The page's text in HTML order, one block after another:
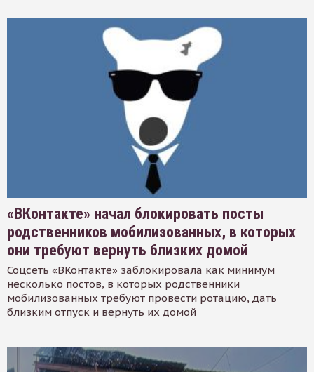
«ВКонтакте» начал блокировать посты
родственников мобилизованных, в которых
они требуют вернуть близких домой
Соцсеть «ВКонтакте» заблокировала как минимум
несколько постов, в которых родственники
мобилизованных требуют провести ротацию, дать
близким отпуск и вернуть их домой